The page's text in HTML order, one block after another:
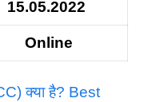
15.05.2022
Online
क्या है? Best